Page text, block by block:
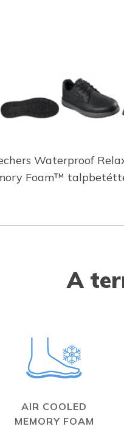
Waterproof
Foam™
A
AIR COOLED
MEMORY FOAM